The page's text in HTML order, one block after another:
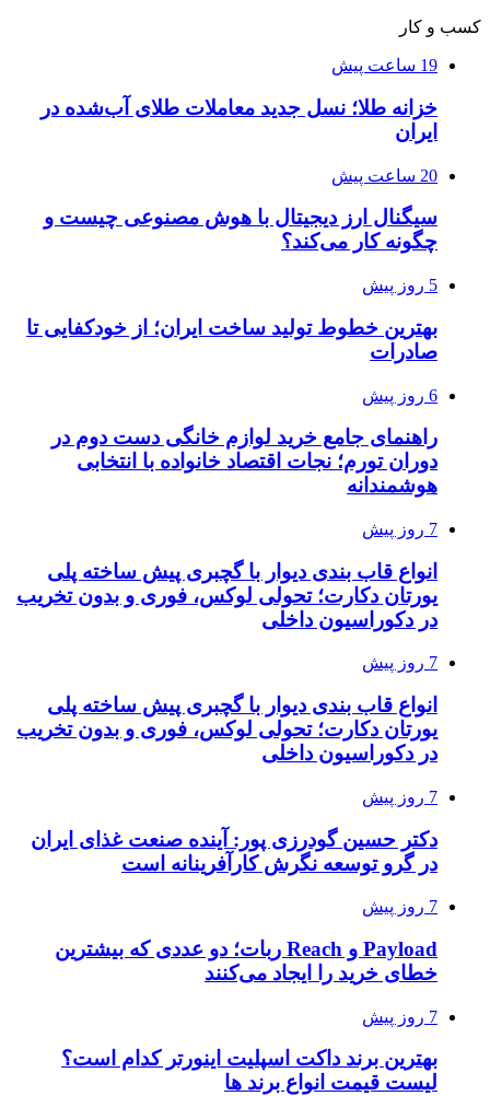
کسب و کار
19 ساعت پیش
خزانه طلا؛ نسل جدید معاملات طلای آب‌شده در
ایران
20 ساعت پیش
سیگنال ارز دیجیتال با هوش مصنوعی چیست و
چگونه کار می‌کند؟
5 روز پیش
بهترین خطوط تولید ساخت ایران؛ از خودکفایی تا
صادرات
6 روز پیش
راهنمای جامع خرید لوازم خانگی دست دوم در
دوران تورم؛ نجات اقتصاد خانواده با انتخابی
هوشمندانه
7 روز پیش
انواع قاب بندی دیوار با گچبری پیش ساخته پلی
یورتان دکارت؛ تحولی لوکس، فوری و بدون تخریب
در دکوراسیون داخلی
7 روز پیش
انواع قاب بندی دیوار با گچبری پیش ساخته پلی
یورتان دکارت؛ تحولی لوکس، فوری و بدون تخریب
در دکوراسیون داخلی
7 روز پیش
دکتر حسین گودرزی پور: آینده صنعت غذای ایران
در گرو توسعه نگرش کارآفرینانه است
7 روز پیش
Payload و Reach ربات؛ دو عددی که بیشترین
خطای خرید را ایجاد می‌کنند
7 روز پیش
بهترین برند داکت اسپلیت اینورتر کدام است؟
لیست قیمت انواع برند ها